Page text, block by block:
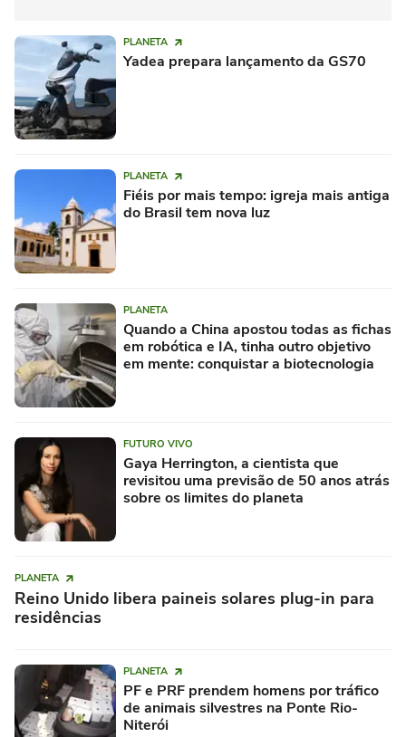
PLANETA
Yadea prepara lançamento da GS70
PLANETA
Fiéis por mais tempo: igreja mais antiga
do Brasil tem nova luz
PLANETA
Quando a China apostou todas as fichas
em robótica e IA, tinha outro objetivo
em mente: conquistar a biotecnologia
FUTURO VIVO
Gaya Herrington, a cientista que
revisitou uma previsão de 50 anos atrás
sobre os limites do planeta
PLANETA
Reino Unido libera paineis solares plug-in para
residências
PLANETA
PF e PRF prendem homens por tráfico
de animais silvestres na Ponte Rio-
Niterói